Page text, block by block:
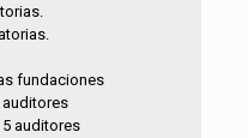
fundaciones
auditores
auditores